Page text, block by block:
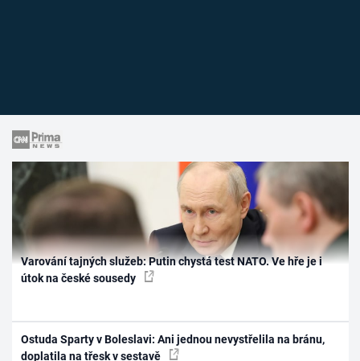
Varování tajných služeb: Putin chystá test NATO. Ve hře je i
útok na české sousedy
Ostuda Sparty v Boleslavi: Ani jednou nevystřelila na bránu,
doplatila na třesk v sestavě